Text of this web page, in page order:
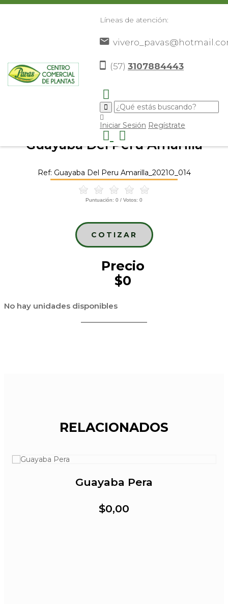
Líneas de atención:
(57) 3107884443
Iniciar Sesión Regístrate
Frutales >Otros Frutales>Guayaba
Guayaba Del Peru Amarilla
Ref: Guayaba Del Peru Amarilla_2021O_014
Puntuación: 0 / Votos: 0
COTIZAR
Precio
$0
No hay unidades disponibles
RELACIONADOS
Guayaba Pera
$0,00